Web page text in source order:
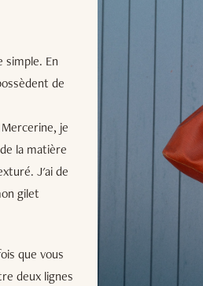
simple. En
de
je
la matière
J'ai de
gilet
que vous
deux lignes